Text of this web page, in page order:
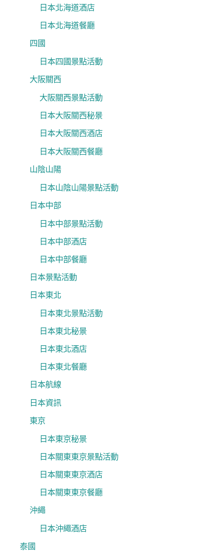
日本北海道酒店
日本北海道餐廳
四國
日本四國景點活動
大阪關西
大阪關西景點活動
日本大阪關西秘景
日本大阪關西酒店
日本大阪關西餐廳
山陰山陽
日本山陰山陽景點活動
日本中部
日本中部景點活動
日本中部酒店
日本中部餐廳
日本景點活動
日本東北
日本東北景點活動
日本東北秘景
日本東北酒店
日本東北餐廳
日本航線
日本資訊
東京
日本東京秘景
日本關東東京景點活動
日本關東東京酒店
日本關東東京餐廳
沖繩
日本沖繩酒店
泰國